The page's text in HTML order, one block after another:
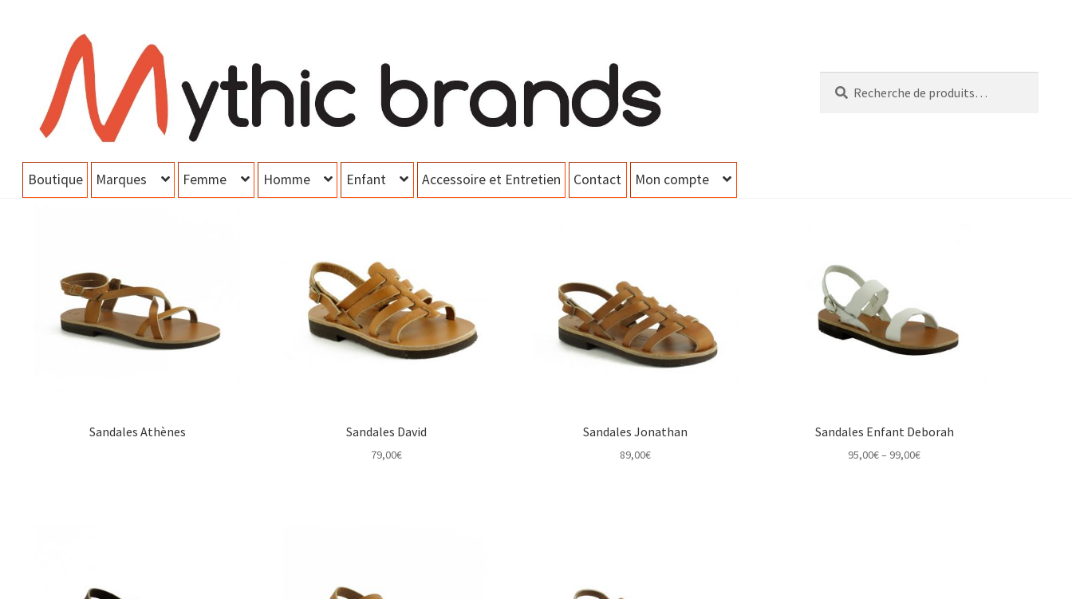
navigation
contenu
pour :
Boutique Marques Femme Homme Enfant Accessoire et Entretien Contact Mon compte
Sandales Athènes Sandales David
79,00€
Sandales Jonathan
89,00€
Sandales Enfant Deborah
95,00€– 99,00€Price